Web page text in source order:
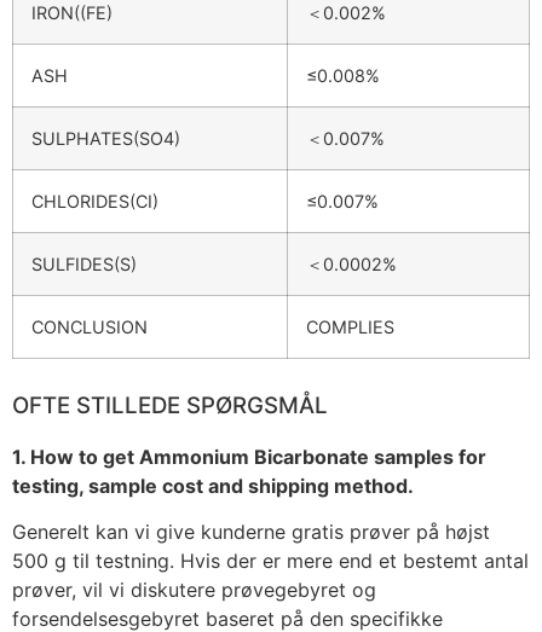
IRON((FE) ＜0.002%
ASH ≤0.008%
SULPHATES(SO4) ＜0.007%
CHLORIDES(CI) ≤0.007%
SULFIDES(S) ＜0.0002%
CONCLUSION COMPLIES
OFTE STILLEDE SPØRGSMÅL
1. How to get Ammonium Bicarbonate samples for
testing, sample cost and shipping method.
Generelt kan vi give kunderne gratis prøver på højst
500 g til testning. Hvis der er mere end et bestemt antal
prøver, vil vi diskutere prøvegebyret og
forsendelsesgebyret baseret på den specifikke